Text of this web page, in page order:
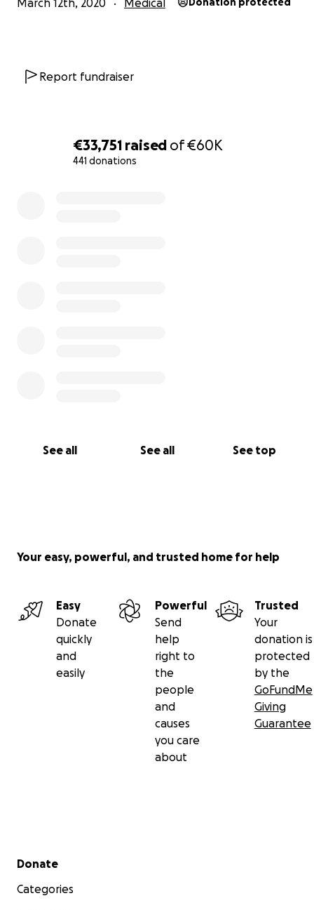
€33,751 raised of€60K
441 donations
See all See all See top
March 12th, 2020 Medical
Report fundraiser
Your easy, powerful, and trusted home for help
Easy
Donate
quickly
and
easily
Powerful
Send
help
right to
the
people
and
causes
you care
about
Trusted
Your
donation is
protected
by the
GoFundMe
Giving
Guarantee
Secondary menu
Donate
Categories